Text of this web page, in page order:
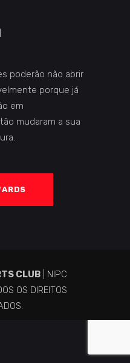
poderão não abrir
porque já
em
mudaram a sua
CLUB| NIPC
OS DIREITOS